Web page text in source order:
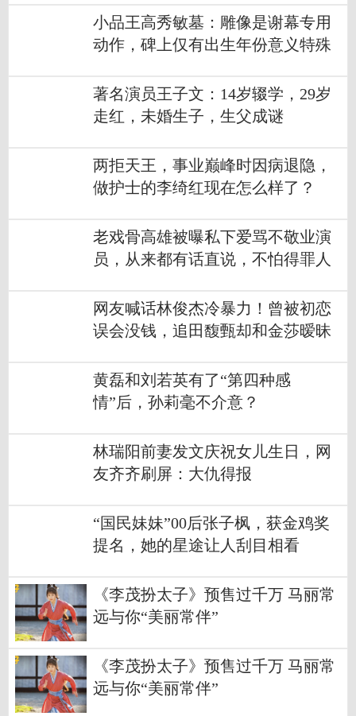
小品王高秀敏墓：雕像是谢幕专用
动作，碑上仅有出生年份意义特殊
著名演员王子文：14岁辍学，29岁
走红，未婚生子，生父成谜
两拒天王，事业巅峰时因病退隐，
做护士的李绮红现在怎么样了？
老戏骨高雄被曝私下爱骂不敬业演
员，从来都有话直说，不怕得罪人
网友喊话林俊杰冷暴力！曾被初恋
误会没钱，追田馥甄却和金莎暧昧
黄磊和刘若英有了“第四种感
情”后，孙莉毫不介意？
林瑞阳前妻发文庆祝女儿生日，网
友齐齐刷屏：大仇得报
“国民妹妹”00后张子枫，获金鸡奖
提名，她的星途让人刮目相看
《李茂扮太子》预售过千万 马丽常
远与你“美丽常伴”
《李茂扮太子》预售过千万 马丽常
远与你“美丽常伴”